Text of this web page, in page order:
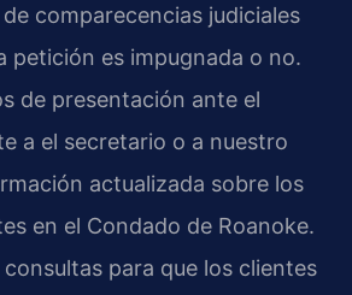
comparecencias judiciales
petición es impugnada o no.
de presentación ante el
a el secretario o a nuestro
actualizada sobre los
en el Condado de Roanoke.
para que los clientes